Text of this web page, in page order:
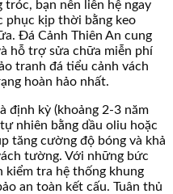
bạn nên liên hệ ngay
phục kịp thời bằng keo
Đá Cảnh Thiên An cung
hỗ trợ sửa chữa miễn phí
tranh đá tiểu cảnh vách
hoàn hảo nhất.
định kỳ (khoảng 2-3 năm
nhiên bằng dầu oliu hoặc
tăng cường độ bóng và khả
tường. Với những bức
tra hệ thống khung
an toàn kết cấu. Tuân thủ